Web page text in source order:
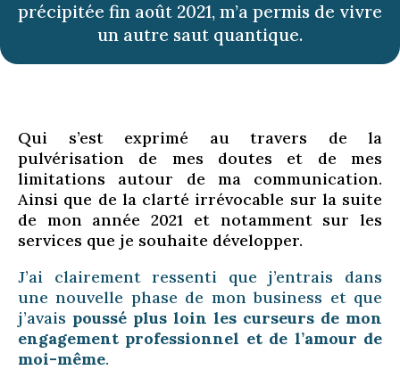
précipitée fin août 2021, m’a permis de vivre
un autre saut quantique.
Qui s’est exprimé au travers de la
pulvérisation de mes doutes et de mes
limitations autour de ma communication.
Ainsi que de la clarté irrévocable sur la suite
de mon année 2021 et notamment sur les
services que je souhaite développer.
J’ai clairement ressenti que j’entrais dans
une nouvelle phase de mon business et que
j’avais poussé plus loin les curseurs de mon
engagement professionnel et de l’amour de
moi-même.